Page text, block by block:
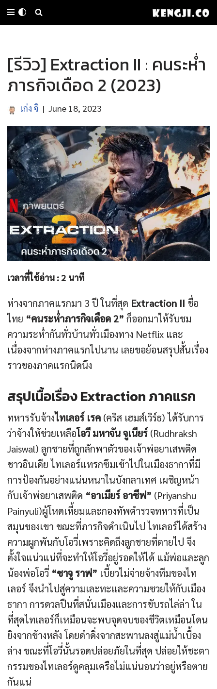
Skip
content
[รีวิว] Extraction II : คนระห่ำ
ภารกิจเดือด 2 (2023)
เก่ง จิ June 18, 2023
เวลาที่ใช้อ่าน :2 นาที
ห่างจากภาคแรกมา 3 ปี ในที่สุด Extraction II ชื่อ
ไทย “คนระห่ำภารกิจเดือด 2” ก็ออกมาให้รับชม
ความระห่ำกันทั่วบ้านทั่วเมืองทาง Netflix และ
เนื่องจากห่างภาคแรกไปนาน เลยขอย้อนสรุปสั้นเรื่อง
ราวของภาคแรกนิดนึง
สรุปเนื้อเรื่อง Extraction ภาคแรก
ทหารรับจ้างไทเลอร์ เรค (คริส เฮมส์เวิร์ธ) ได้รับการ
ว่าจ้างให้ช่วยเหลือโอวี มหาจัน จูเนียร์ (Rudhraksh
Jaiswal) ลูกชายที่ถูกลักพาตัวของเจ้าพ่อยาเสพติด
ชาวอินเดีย ไทเลอร์แทรกซึมเข้าไปในเมืองธากาที่มี
การป้องกันอย่างแน่นหนาในบังกลาเทศ เผชิญหน้า
กับเจ้าพ่อยาเสพติด “อาเมียร์ อาซีฟ” (Priyanshu
Painyuli)ผู้โหดเหี้ยมและกองทัพตำรวจทหารที่เป็น
สมุนของเขา ขณะที่ภารกิจดำเนินไป ไทเลอร์ได้สร้าง
ความผูกพันกับโอวี่เพราะคิดถึงลูกชายที่ตายไป จึง
ตั้งใจแน่วแน่ที่จะทำให้โอวี่อยู่รอดให้ได้ แม้พ่อและลูก
น้องพ่อโอวี่ “ซาจู ราฟ” เบี้ยวไม่จ่ายจ้างทีมของไท
เลอร์ จึงนำไปสู่ความเละทะและความซวยให้กับเมือง
ธากา การดวลปืนที่สนั่นเมืองและการขับรถไล่ล่า ใน
ที่สุดไทเลอร์ก็เหมือนจะพบจุดจบของชีวิตเหมือนโดน
ยิงจากข้างหลัง โดยดำดิ่งจากสะพานลงสู่แม่น้ำเบื้อง
ล่าง ขณะที่โอวี่นั้นรอดปล่อยภัยในที่สุด ปล่อยให้ชะตา
กรรมของไทเลอร์ดูคลุมเครือไม่แน่นอนว่าอยู่หรือตาย
กันแน่